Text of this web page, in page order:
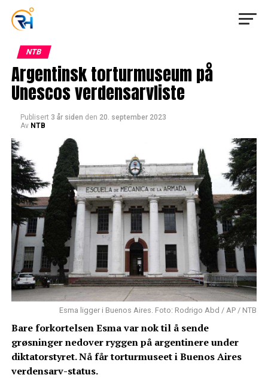
NTB
Argentinsk torturmuseum på
Unescos verdensarvliste
Publisert 3 år siden den 20. september 2023
Av NTB
Esma ligger i Buenos Aires. Foto: Rodrigo Abd / AP / NTB
Bare forkortelsen Esma var nok til å sende
grøsninger nedover ryggen på argentinere under
diktatorstyret. Nå får torturmuseet i Buenos Aires
verdensarv-status.